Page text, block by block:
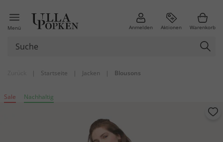
Menü Anmelden Aktionen Warenkorb
| Startseite | Jacken | Blousons
Sale Nachhaltig